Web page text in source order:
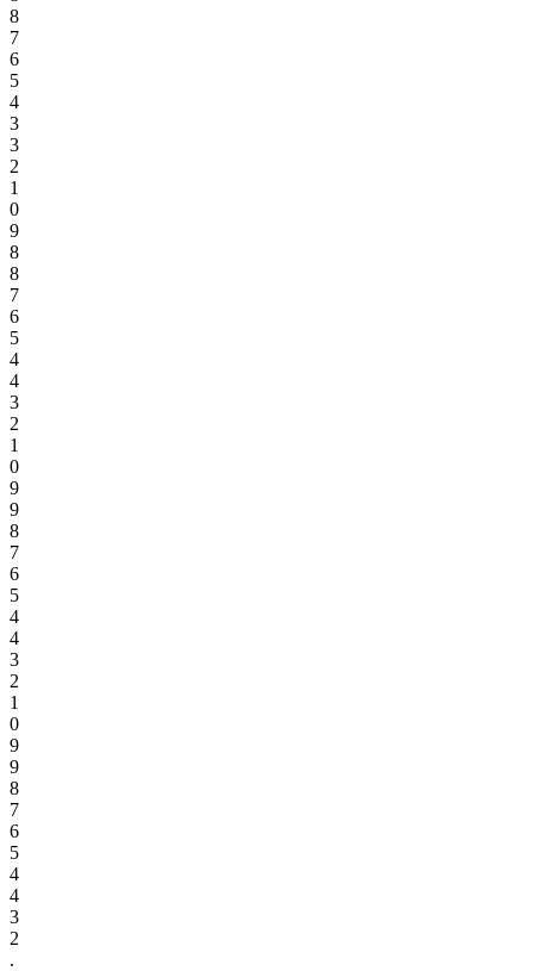
8
7
6
5
4
3
3
2
1
0
9
8
8
7
6
5
4
4
3
2
1
0
9
9
8
7
6
5
4
4
3
2
1
0
9
9
8
7
6
5
4
4
3
2
.